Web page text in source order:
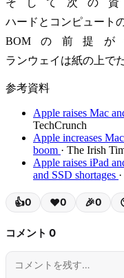
ハードとコンピュート
BOMの前提
ランウェイは紙の上で
参考資料
Apple raises Mac
TechCrunch
Apple increases
boom · The Irish
Apple raises iPad
and SSD shortages